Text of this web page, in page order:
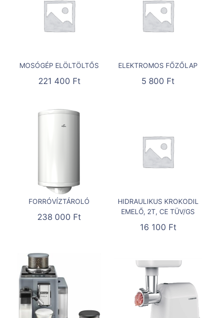
MOSÓGÉP ELÖLTÖLTŐS
221 400 Ft
ELEKTROMOS FŐZŐLAP
5 800 Ft
FORRÓVÍZTÁROLÓ
238 000 Ft
HIDRAULIKUS KROKODIL
EMELŐ, 2T, CE TÜV/GS
16 100 Ft